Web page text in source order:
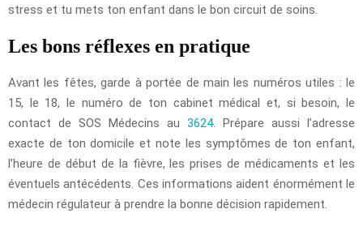
stress et tu mets ton enfant dans le bon circuit de soins.
Les bons réflexes en pratique
Avant les fêtes, garde à portée de main les numéros utiles : le
15, le 18, le numéro de ton cabinet médical et, si besoin, le
contact de SOS Médecins au 3624. Prépare aussi l’adresse
exacte de ton domicile et note les symptômes de ton enfant,
l’heure de début de la fièvre, les prises de médicaments et les
éventuels antécédents. Ces informations aident énormément le
médecin régulateur à prendre la bonne décision rapidement.